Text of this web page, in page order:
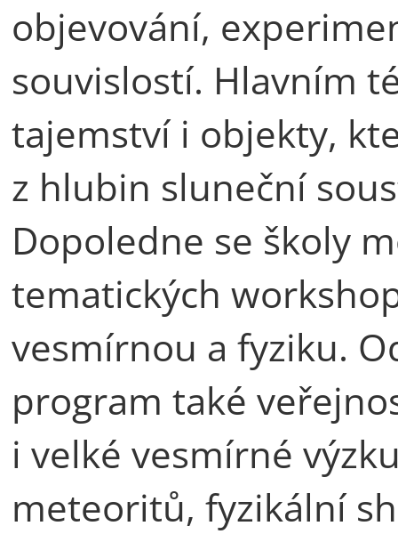
objevování,
souvislostí. Hlavním
tajemství i objekty,
z hlubin sluneční
Dopoledne se školy
tematických
vesmírnou a fyziku.
program také
i velké vesmírné
meteoritů, fyzikální